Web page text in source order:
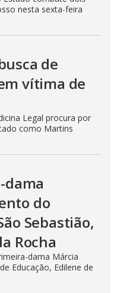
nesta sexta-feira
de
vítima de
Legal procura por
como Martins
dama
do
Sebastião,
Rocha
dama Márcia
Educação, Edilene de